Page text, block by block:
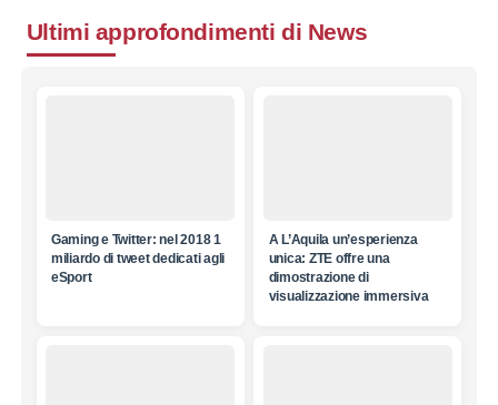
Ultimi approfondimenti di News
Gaming e Twitter: nel 2018 1
miliardo di tweet dedicati agli
eSport
A L’Aquila un’esperienza
unica: ZTE offre una
dimostrazione di
visualizzazione immersiva